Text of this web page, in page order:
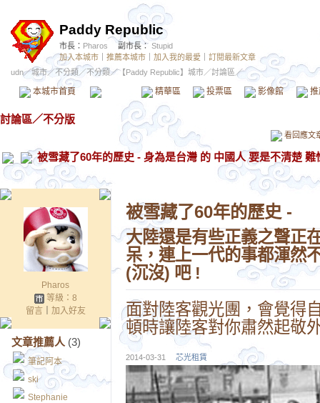
Paddy Republic
市長： Pharos 副市長： Stupid
加入本城市
推薦本城市 加入我的最愛
訂閱最新文章
udn／城市／不分類 ／不分類／【Paddy Republic】城市／討論區／
本城市首頁 精華區 投票區 影像館
討論區／不分版
看回應文
被雪藏了60年的歷史 - 身為是台灣 的 中國人 要是不清楚 難
Pharos
等級：8
留言｜ 加入好友
文章推薦人 (3)
筆記阿本
ski
Stephanie
被雪藏了60年的歷史 -
大陸還是有些正義之聲正
呆，連上一代的事都渾然
(沉沒) 吧 !
面對陸客觀光團，會覺得
頓時讓陸客對你肅然起敬
2014-03-31 芯光租賃